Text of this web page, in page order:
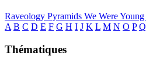
Raveology Pyramids We Were Young
A B C D E F G H I J K L M N O P Q
Thématiques